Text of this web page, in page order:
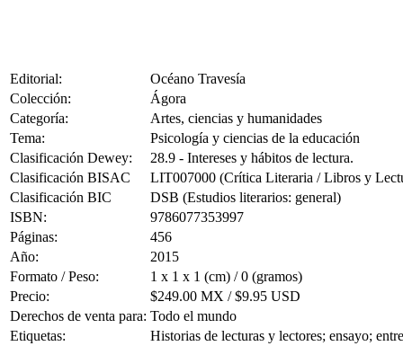
Editorial:
Océano Travesía
Colección:
Ágora
Categoría:
Artes, ciencias y humanidades
Tema:
Psicología y ciencias de la educación
Clasificación Dewey:
28.9 - Intereses y hábitos de lectura.
Clasificación BISAC
LIT007000 (Crítica Literaria / Libros y
Clasificación BIC
DSB (Estudios literarios: general)
ISBN:
9786077353997
Páginas:
456
Año:
2015
Formato / Peso:
1 x 1 x 1 (cm) / 0 (gramos)
Precio:
$249.00 MX / $9.95 USD
Derechos de venta para: Todo el mundo
Etiquetas:
Historias de lecturas y lectores; ensayo;